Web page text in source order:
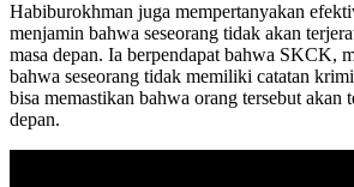
Habiburokhman juga mempertanyakan
menjamin bahwa seseorang tidak akan
masa depan. Ia berpendapat bahwa SKCK,
bahwa seseorang tidak memiliki catatan
bisa memastikan bahwa orang tersebut akan
depan.